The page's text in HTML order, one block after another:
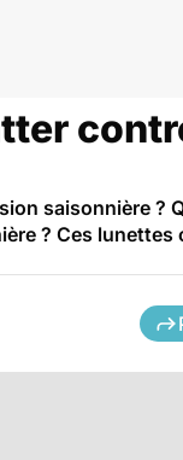
saisonnière ?
? Ces lunettes